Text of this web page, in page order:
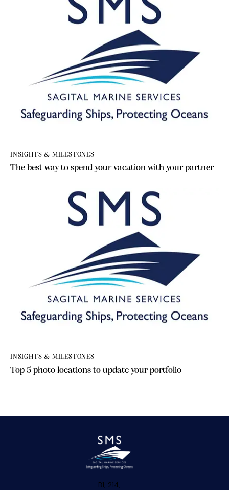
INSIGHTS & MILESTONES
The best way to spend your vacation with your partner
INSIGHTS & MILESTONES
Top 5 photo locations to update your portfolio
B1, 214,